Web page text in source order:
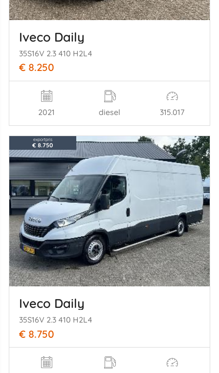
Iveco Daily
35S16V 2.3 410 H2L4
€ 8.250
2021 diesel 315.017
exportpris
€ 8.750
Iveco Daily
35S16V 2.3 410 H2L4
€ 8.750